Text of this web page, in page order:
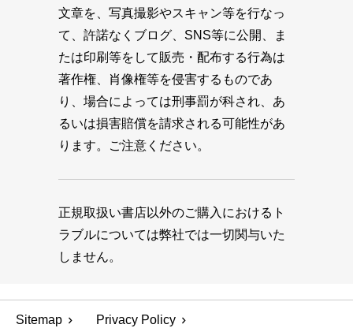
文章を、写真撮影やスキャン等を行なっ
て、許諾なくブログ、SNS等に公開、ま
たは印刷等をして販売・配布する行為は
著作権、肖像権等を侵害するものであ
り、場合によっては刑事罰が科され、あ
るいは損害賠償を請求される可能性があ
ります。ご注意ください。
正規取扱い書店以外のご購入におけるト
ラブルについては弊社では一切関与いた
しません。
Sitemap Privacy Policy